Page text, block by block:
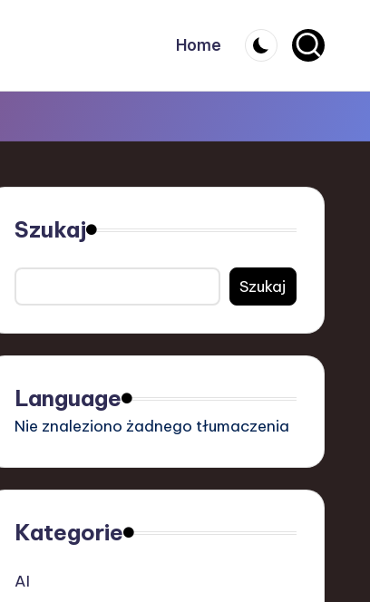
Home
Szukaj
Szukaj
Language
Nie znaleziono żadnego tłumaczenia
Kategorie
AI